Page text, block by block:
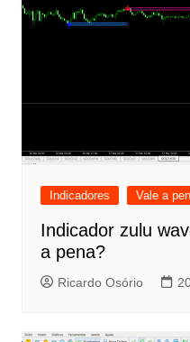
Indicadores Vale a
Indicador zulu
a pena?
Ricardo Osório